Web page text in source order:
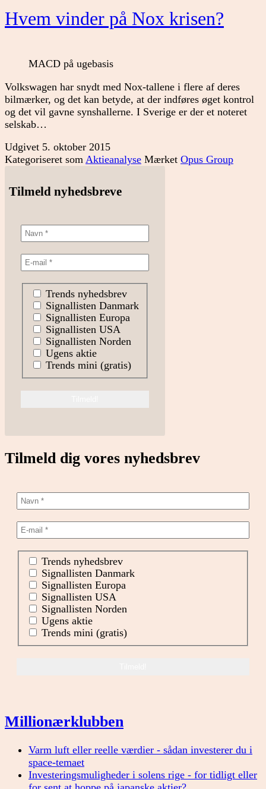
Hvem vinder på Nox krisen?
MACD på ugebasis
Volkswagen har snydt med Nox-tallene i flere af deres
bilmærker, og det kan betyde, at der indføres øget kontrol
og det vil gavne synshallerne. I Sverige er der et noteret
selskab…
Udgivet 5. oktober 2015
Kategoriseret som Aktieanalyse Mærket Opus Group
Tilmeld nyhedsbreve
Trends nyhedsbrev
Signallisten Danmark
Signallisten Europa
Signallisten USA
Signallisten Norden
Ugens aktie
Trends mini (gratis)
Tilmeld dig vores nyhedsbrev
Trends nyhedsbrev
Signallisten Danmark
Signallisten Europa
Signallisten USA
Signallisten Norden
Ugens aktie
Trends mini (gratis)
Millionærklubben
Varm luft eller reelle værdier - sådan investerer du i
space-temaet
Investeringsmuligheder i solens rige - for tidligt eller